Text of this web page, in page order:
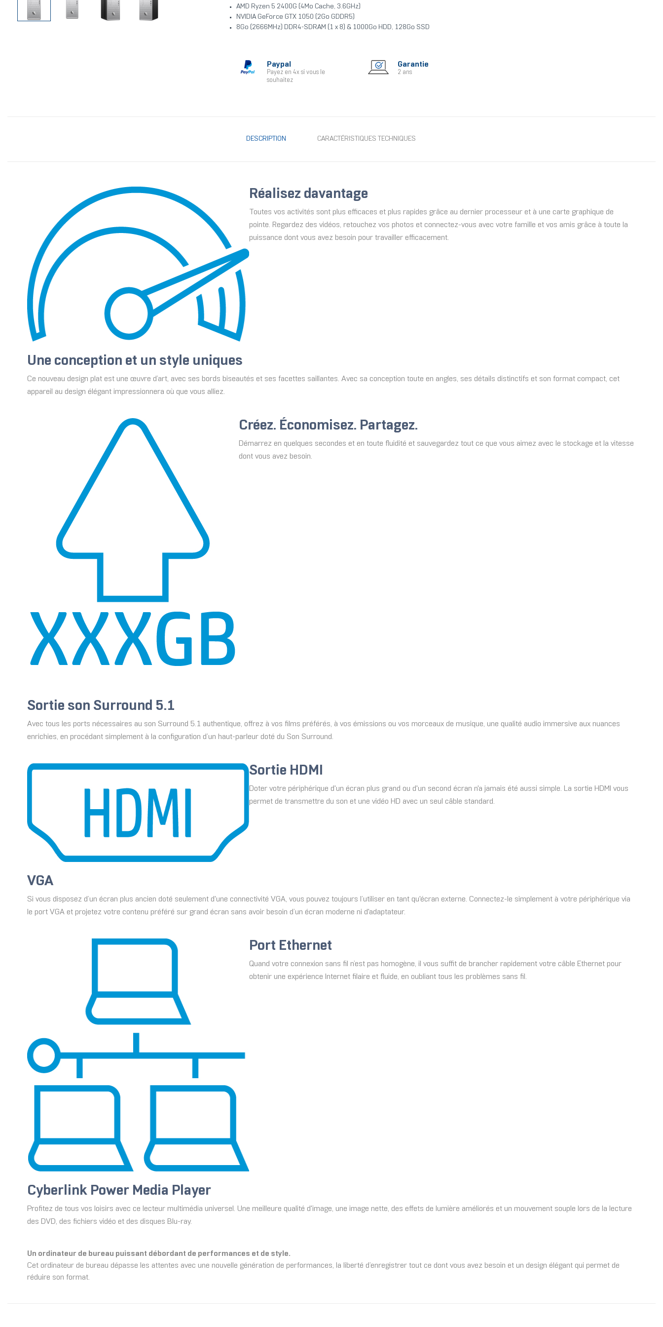
AMD Ryzen 5 2400G (4Mo Cache, 3.6GHz)
NVIDIA GeForce GTX 1050 (2Go GDDR5)
8Go (2666MHz) DDR4-SDRAM (1 x 8) & 1000Go HDD, 128Go SSD
Paypal
Payez en 4x si vous le
souhaitez
Garantie
2 ans
DESCRIPTION CARACTÉRISTIQUES TECHNIQUES
Réalisez davantage
Toutes vos activités sont plus efficaces et plus rapides grâce au dernier processeur et à une carte graphique de
pointe. Regardez des vidéos, retouchez vos photos et connectez-vous avec votre famille et vos amis grâce à toute la
puissance dont vous avez besoin pour travailler efficacement.
Une conception et un style uniques
Ce nouveau design plat est une œuvre d’art, avec ses bords biseautés et ses facettes saillantes. Avec sa conception toute en angles, ses détails distinctifs et son format compact, cet
appareil au design élégant impressionnera où que vous alliez.
Créez. Économisez. Partagez.
Démarrez en quelques secondes et en toute fluidité et sauvegardez tout ce que vous aimez avec le stockage et la vitesse
dont vous avez besoin.
Sortie son Surround 5.1
Avec tous les ports nécessaires au son Surround 5.1 authentique, offrez à vos films préférés, à vos émissions ou vos morceaux de musique, une qualité audio immersive aux nuances
enrichies, en procédant simplement à la configuration d’un haut-parleur doté du Son Surround.
Sortie HDMI
Doter votre périphérique d'un écran plus grand ou d'un second écran n'a jamais été aussi simple. La sortie HDMI vous
permet de transmettre du son et une vidéo HD avec un seul câble standard.
VGA
Si vous disposez d’un écran plus ancien doté seulement d'une connectivité VGA, vous pouvez toujours l’utiliser en tant qu'écran externe. Connectez-le simplement à votre périphérique via
le port VGA et projetez votre contenu préféré sur grand écran sans avoir besoin d’un écran moderne ni d'adaptateur.
Port Ethernet
Quand votre connexion sans fil n’est pas homogène, il vous suffit de brancher rapidement votre câble Ethernet pour
obtenir une expérience Internet filaire et fluide, en oubliant tous les problèmes sans fil.
Cyberlink Power Media Player
Profitez de tous vos loisirs avec ce lecteur multimédia universel. Une meilleure qualité d'image, une image nette, des effets de lumière améliorés et un mouvement souple lors de la lecture
des DVD, des fichiers vidéo et des disques Blu-ray.
Un ordinateur de bureau puissant débordant de performances et de style.
Cet ordinateur de bureau dépasse les attentes avec une nouvelle génération de performances, la liberté d’enregistrer tout ce dont vous avez besoin et un design élégant qui permet de
réduire son format.